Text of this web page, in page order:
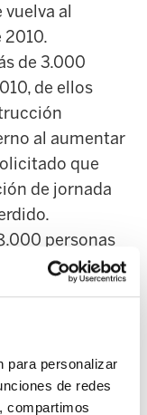
para personalizar
de redes
compartimos
al
de 3.000
de ellos
al aumentar
que
de jornada
personas
un tercio de la
del 20%. En la
o éstas son
Hemos